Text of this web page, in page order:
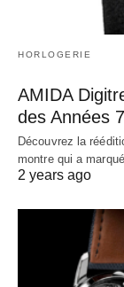
HORLOGERIE
AMIDA
des Années
Découvrez la
montre qui a
2 years ago